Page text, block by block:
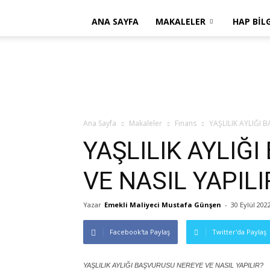
ANA SAYFA MAKALELER HAP
Ana Sayfa Makaleler Finans YAŞLILIK AYLIĞI
YAŞLILIK AYLIĞI
VE NASIL
Yazar Emekli Maliyeci Mustafa Günşen - 30 Eylül
Facebook'ta Paylaş Twitter'da Paylaş
YAŞLILIK AYLIĞI BAŞVURUSU NEREYE VE NASIL YAPILIR?